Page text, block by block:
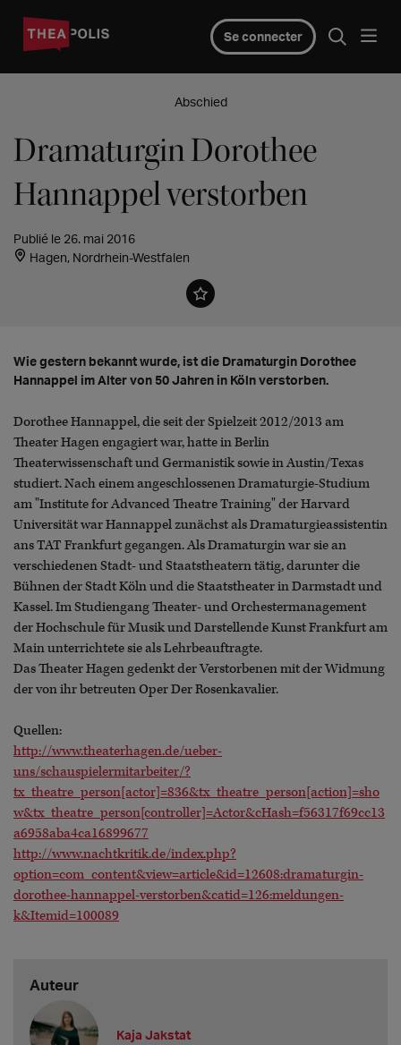
Se connecter
Abschied
Dramaturgin Dorothee
Hannappel verstorben
Publié le 26. mai 2016
Hagen, Nordrhein-Westfalen
Wie gestern bekannt wurde, ist die Dramaturgin Dorothee
Hannappel im Alter von 50 Jahren in Köln verstorben.
Dorothee Hannappel, die seit der Spielzeit 2012/2013 am
Theater Hagen engagiert war, hatte in Berlin
Theaterwissenschaft und Germanistik sowie in Austin/Texas
studiert. Nach einem angeschlossenen Dramaturgie-Studium
am "Institute for Advanced Theatre Training" der Harvard
Universität war Hannappel zunächst als Dramaturgieassistentin
ans TAT Frankfurt gegangen. Als Dramaturgin war sie an
verschiedenen Stadt- und Staatstheatern tätig, darunter die
Bühnen der Stadt Köln und die Staatstheater in Darmstadt und
Kassel. Im Studiengang Theater- und Orchestermanagement
der Hochschule für Musik und Darstellende Kunst Frankfurt am
Main unterrichtete sie als Lehrbeauftragte.
Das Theater Hagen gedenkt der Verstorbenen mit der Widmung
der von ihr betreuten Oper Der Rosenkavalier.
Quellen:
http://www.theaterhagen.de/ueber-
uns/schauspielermitarbeiter/?
tx_theatre_person[actor]=836&tx_theatre_person[action]=sho
w&tx_theatre_person[controller]=Actor&cHash=f56317f69cc13
a6958aba4ca16899677
http://www.nachtkritik.de/index.php?
option=com_content&view=article&id=12608:dramaturgin-
dorothee-hannappel-verstorben&catid=126:meldungen-
k&Itemid=100089
Auteur
Kaja Jakstat